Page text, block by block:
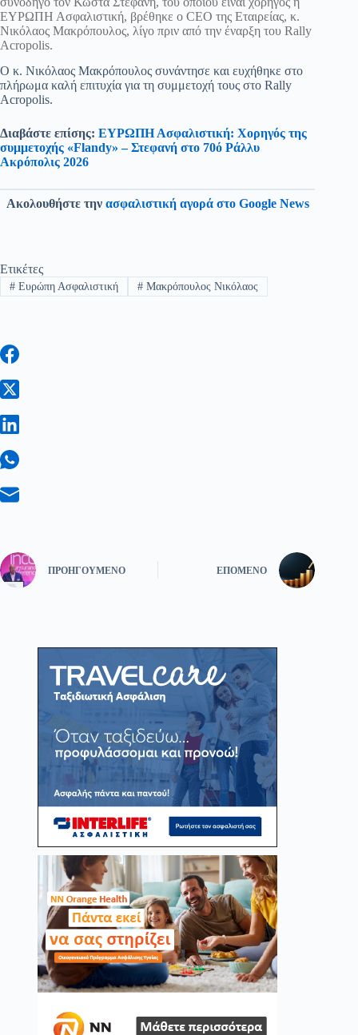
ΕΥΡΩΠΗ Ασφαλιστική, βρέθηκε ο CEO της Εταιρείας, κ.
Νικόλαος Μακρόπουλος, λίγο πριν από την έναρξη του Rally
Acropolis.
Ο κ. Νικόλαος Μακρόπουλος συνάντησε και ευχήθηκε στο
πλήρωμα καλή επιτυχία για τη συμμετοχή τους στο Rally
Acropolis.
Διαβάστε επίσης: ΕΥΡΩΠΗ Ασφαλιστική: Χορηγός της
συμμετοχής «Flandy» – Στεφανή στο 70ό Ράλλυ
Ακρόπολις 2026
Ακολουθήστε την ασφαλιστική αγορά στο Google News
Ετικέτες
#Ευρώπη Ασφαλιστική #Μακρόπουλος Νικόλαος
ΠΡΟΗΓΟΎΜΕΝΟ ΕΠΌΜΕΝΟ